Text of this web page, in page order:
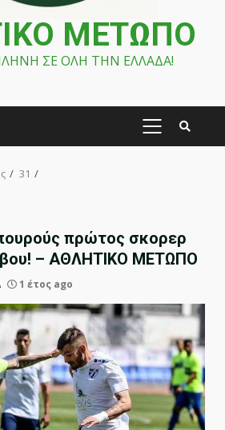
ΜΕΤΩΠΟ
ΣΕ ΟΛΗ ΤΗΝ ΕΛΛΑΔΑ!
PRIMARY
31
πρώτος σκορερ
– ΑΘΛΗΤΙΚΟ ΜΕΤΩΠΟ
1 έτος ago